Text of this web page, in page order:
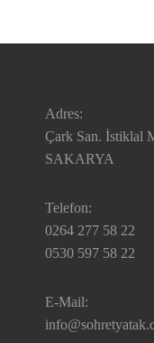
Adres:
Çark San. İstiklal
SAKARYA
Telefon:
0264 277 58 22
0530 597 58 22
E-Mail: